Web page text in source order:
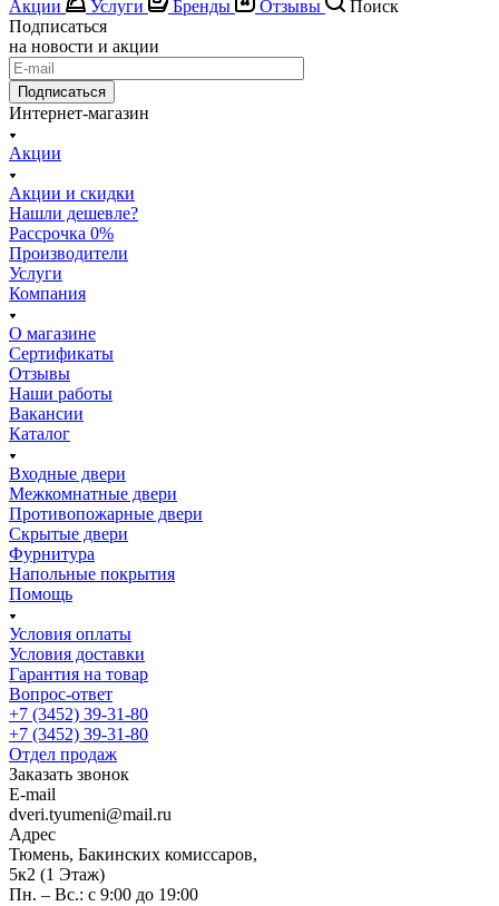
Акции
Услуги Бренды Отзывы
Поиск
Подписаться
на новости и акции
Подписаться
Интернет-магазин
Акции
Акции и скидки
Нашли дешевле?
Рассрочка 0%
Производители
Услуги
Компания
О магазине
Сертификаты
Отзывы
Наши работы
Вакансии
Каталог
Входные двери
Межкомнатные двери
Противопожарные двери
Скрытые двери
Фурнитура
Напольные покрытия
Помощь
Условия оплаты
Условия доставки
Гарантия на товар
Вопрос-ответ
+7 (3452) 39-31-80
+7 (3452) 39-31-80
Отдел продаж
Заказать звонок
E-mail
dveri.tyumeni@mail.ru
Адрес
Тюмень, Бакинских комиссаров,
5к2 (1 Этаж)
Пн. – Вс.: с 9:00 до 19:00